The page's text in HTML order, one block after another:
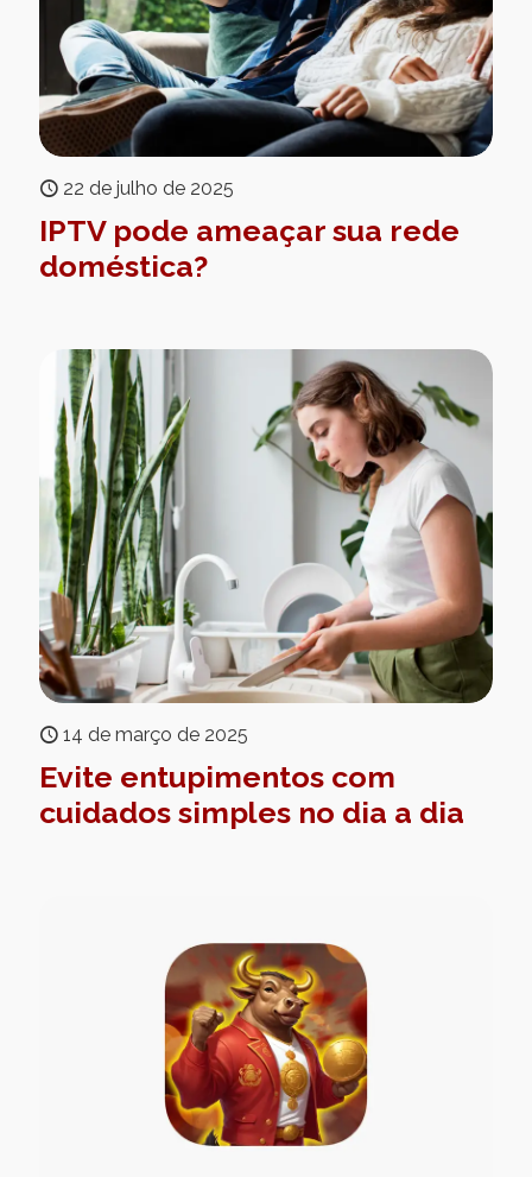
22 de julho de 2025
IPTV pode ameaçar sua rede
doméstica?
14 de março de 2025
Evite entupimentos com
cuidados simples no dia a dia